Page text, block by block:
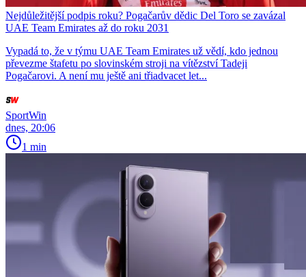
Nejdůležitější podpis roku? Pogačarův dědic Del Toro se zavázal
UAE Team Emirates až do roku 2031
Vypadá to, že v týmu UAE Team Emirates už vědí, kdo jednou
převezme štafetu po slovinském stroji na vítězství Tadeji
Pogačarovi. A není mu ještě ani třiadvacet let...
SportWin
dnes, 20:06
1 min